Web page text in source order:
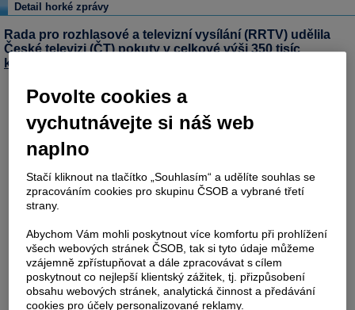
Detail horké zprávy
Rada pro rozhlasové a televizní vysílání (RRTV) udělila
České televizi (ČT) pokuty v celkové výši 350 tisíc
korun
Povolte cookies a
vychutnávejte si náš web
naplno
Stačí kliknout na tlačítko „Souhlasím“ a udělíte souhlas se
zpracováním cookies pro skupinu ČSOB a vybrané třetí
strany.
Abychom Vám mohli poskytnout více komfortu při prohlížení
všech webových stránek ČSOB, tak si tyto údaje můžeme
vzájemně zpřístupňovat a dále zpracovávat s cílem
poskytnout co nejlepší klientský zážitek, tj. přizpůsobení
obsahu webových stránek, analytická činnost a předávání
cookies pro účely personalizované reklamy.